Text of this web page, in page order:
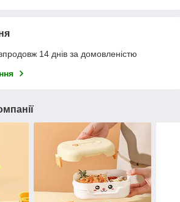
14 днів за домовленістю